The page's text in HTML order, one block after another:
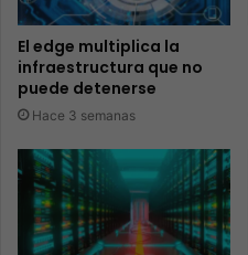
El edge multiplica la
infraestructura que no
puede detenerse
Hace 3 semanas